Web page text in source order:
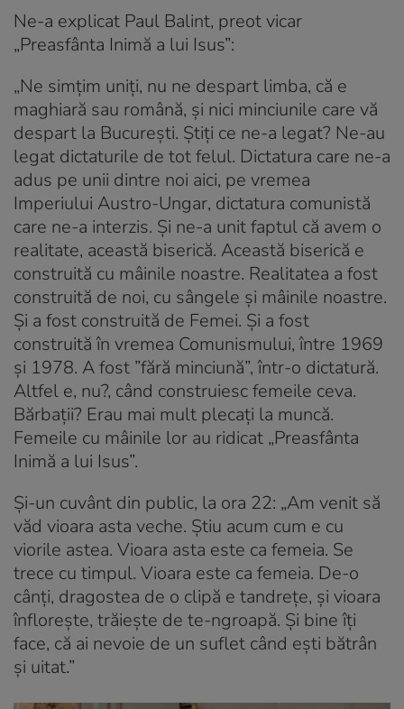
Ne-a explicat Paul Balint, preot vicar
„Preasfânta Inimă a lui Isus”:
„Ne simțim uniți, nu ne despart limba, că e
maghiară sau română, și nici minciunile care vă
despart la București. Știți ce ne-a legat? Ne-au
legat dictaturile de tot felul. Dictatura care ne-a
adus pe unii dintre noi aici, pe vremea
Imperiului Austro-Ungar, dictatura comunistă
care ne-a interzis. Și ne-a unit faptul că avem o
realitate, această biserică. Această biserică e
construită cu mâinile noastre. Realitatea a fost
construită de noi, cu sângele și mâinile noastre.
Și a fost construită de Femei. Și a fost
construită în vremea Comunismului, între 1969
și 1978. A fost ”fără minciună”, într-o dictatură.
Altfel e, nu?, când construiesc femeile ceva.
Bărbații? Erau mai mult plecați la muncă.
Femeile cu mâinile lor au ridicat „Preasfânta
Inimă a lui Isus”.
Și-un cuvânt din public, la ora 22: „Am venit să
văd vioara asta veche. Știu acum cum e cu
viorile astea. Vioara asta este ca femeia. Se
trece cu timpul. Vioara este ca femeia. De-o
cânți, dragostea de o clipă e tandrețe, și vioara
înflorește, trăiește de te-ngroapă. Și bine îți
face, că ai nevoie de un suflet când ești bătrân
și uitat.”